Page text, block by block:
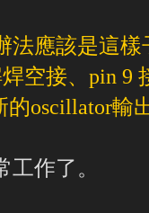
法應該是這樣
空接、pin 9
的oscillator輸
作了。